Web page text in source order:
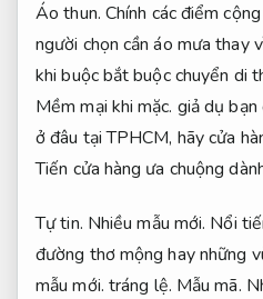
Áo thun. Chính các điểm
người chọn cần áo mưa thay
khi buộc bắt buộc chuyển di
Mềm mại khi mặc. giả dụ bạn
ở đâu tại TPHCM, hãy cửa
Tiến cửa hàng ưa chuộng
Tự tin. Nhiều mẫu mới. Nổi
đường thơ mộng hay những
mẫu mới. tráng lệ. Mẫu mã.